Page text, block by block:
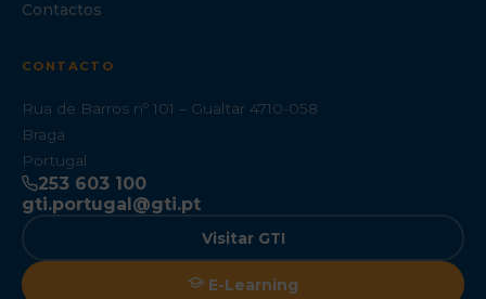
Contactos
CONTACTO
Rua de Barros nº 101 – Gualtar 4710-058
Braga
Portugal
253 603 100
gti.portugal@gti.pt
Visitar GTI
E-Learning